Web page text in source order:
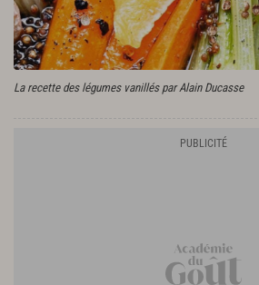
La recette des légumes vanillés par Alain Ducasse